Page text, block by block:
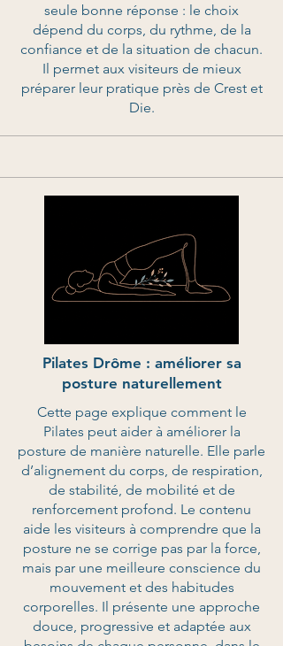
seule bonne réponse : le choix
dépend du corps, du rythme, de la
confiance et de la situation de chacun.
Il permet aux visiteurs de mieux
préparer leur pratique près de Crest et
Die.
Pilates Drôme : améliorer sa
posture naturellement
Cette page explique comment le
Pilates peut aider à améliorer la
posture de manière naturelle. Elle parle
d’alignement du corps, de respiration,
de stabilité, de mobilité et de
renforcement profond. Le contenu
aide les visiteurs à comprendre que la
posture ne se corrige pas par la force,
mais par une meilleure conscience du
mouvement et des habitudes
corporelles. Il présente une approche
douce, progressive et adaptée aux